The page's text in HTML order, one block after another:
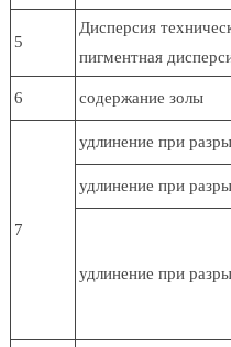
5
Дисперсия
пигментная
6 содержание золы
7
удлинение при
удлинение при
удлинение при